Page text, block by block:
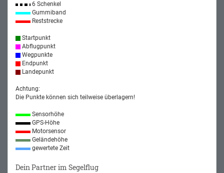
6 Schenkel
Gummiband
Reststrecke
Startpunkt
Abflugpunkt
Wegpunkte
Endpunkt
Landepunkt
Achtung:
Die Punkte können sich teilweise überlagern!
Sensorhöhe
GPS-Höhe
Motorsensor
Geländehöhe
gewertete Zeit
Dein Partner im Segelflug